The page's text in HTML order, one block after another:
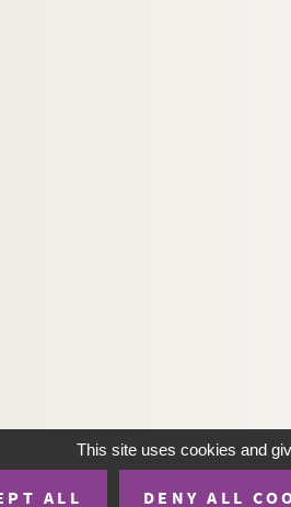
This site uses cookies and
ALL DENY ALL